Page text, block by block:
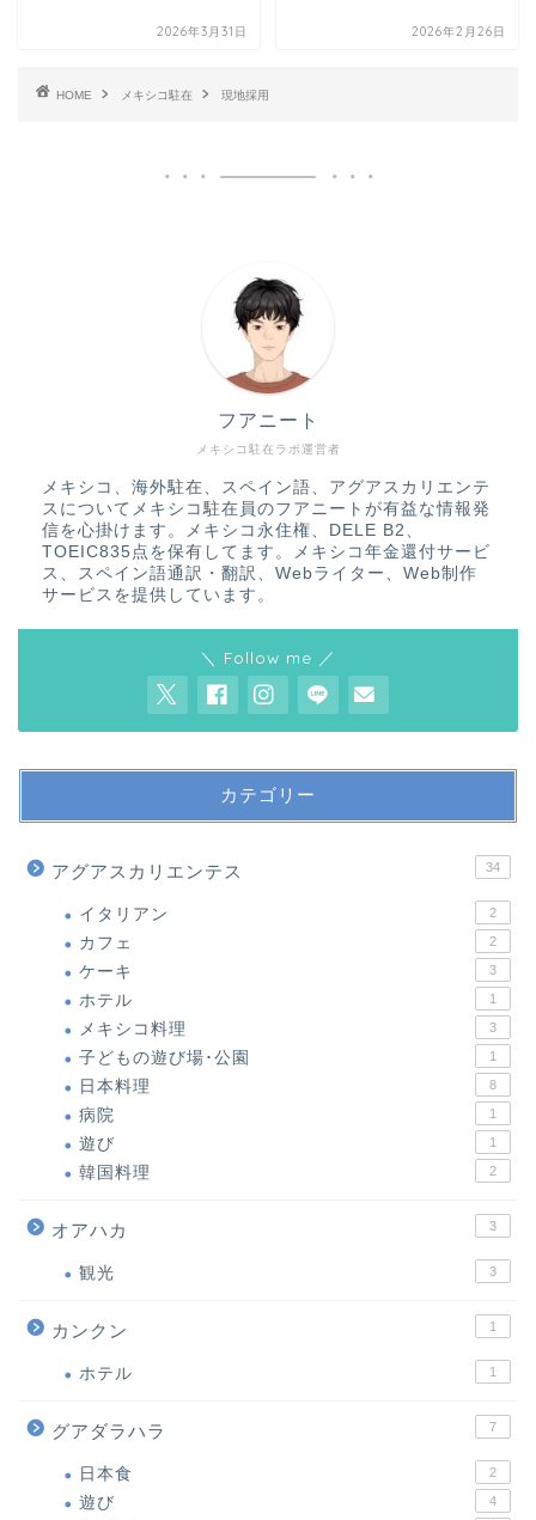
2026年3月31日 2026年2月26日
HOME メキシコ駐在 現地採用
メキシコ駐在ラボ運営者
フアニート
メキシコ、海外駐在、スペイン語、アグアスカリエンテ
スについてメキシコ駐在員のフアニートが有益な情報発
信を心掛けます。メキシコ永住権、DELE B2、
TOEIC835点を保有してます。メキシコ年金還付サービ
ス、スペイン語通訳・翻訳、Webライター、Web制作
サービスを提供しています。
＼ Follow me ／
カテゴリー
アグアスカリエンテス 34
イタリアン 2
カフェ 2
ケーキ 3
ホテル 1
メキシコ料理 3
子どもの遊び場･公園 1
日本料理 8
病院 1
遊び 1
韓国料理 2
オアハカ 3
観光 3
カンクン 1
ホテル 1
グアダラハラ 7
日本食 2
遊び 4